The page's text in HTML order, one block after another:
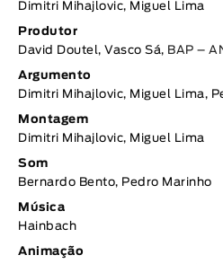
Dimitri Mihajlovic, Miguel Lima
Produtor
David Doutel, Vasco Sá, BAP –
Argumento
Dimitri Mihajlovic, Miguel Lima,
Montagem
Dimitri Mihajlovic, Miguel Lima
Som
Bernardo Bento, Pedro Marinho
Música
Hainbach
Animação